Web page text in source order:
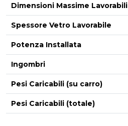
Dimensioni Massime Lavorabili
Spessore Vetro Lavorabile
Potenza Installata
Ingombri
Pesi Caricabili (su carro)
Pesi Caricabili (totale)